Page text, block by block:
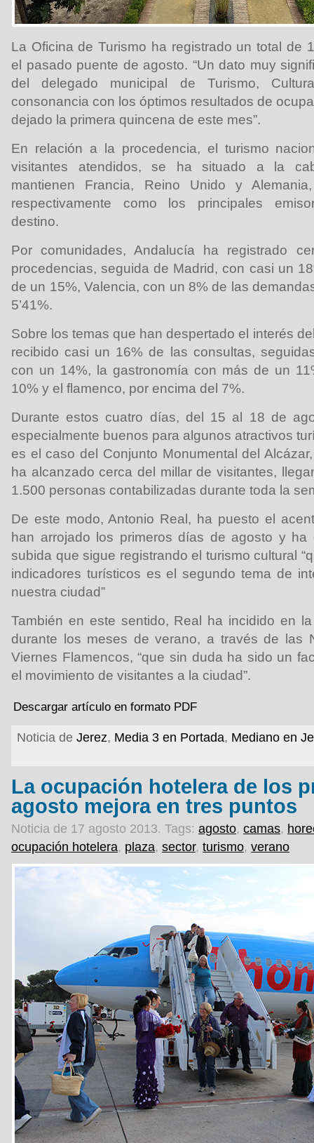
La Oficina de Turismo ha registrado un total de
el pasado puente de agosto. “Un dato muy
del delegado municipal de Turismo,
consonancia con los óptimos resultados de
dejado la primera quincena de este mes”.
En relación a la procedencia, el turismo
visitantes atendidos, se ha situado a la
mantienen Francia, Reino Unido y
respectivamente como los principales
destino.
Por comunidades, Andalucía ha registrado
procedencias, seguida de Madrid, con casi un
de un 15%, Valencia, con un 8% de las
5’41%.
Sobre los temas que han despertado el interés
recibido casi un 16% de las consultas,
con un 14%, la gastronomía con más de un
10% y el flamenco, por encima del 7%.
Durante estos cuatro días, del 15 al 18 de
especialmente buenos para algunos atractivos
es el caso del Conjunto Monumental del
ha alcanzado cerca del millar de visitantes,
1.500 personas contabilizadas durante toda la
De este modo, Antonio Real, ha puesto el
han arrojado los primeros días de agosto y ha
subida que sigue registrando el turismo cultural
indicadores turísticos es el segundo tema de
nuestra ciudad”
También en este sentido, Real ha incidido en
durante los meses de verano, a través de las
Viernes Flamencos, “que sin duda ha sido un
el movimiento de visitantes a la ciudad”.
Descargar artículo en formato PDF
Noticia de Jerez, Media 3 en Portada, Mediano en
La ocupación hotelera de los
agosto mejora en tres puntos
Noticia de 17 agosto 2013. Tags: agosto, camas,
ocupación hotelera, plaza, sector, turismo, verano